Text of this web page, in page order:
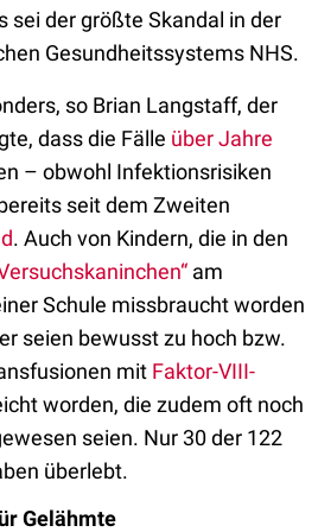
sei der größte Skandal in der
Gesundheitssystems NHS.
so Brian Langstaff, der
dass die Fälle über Jahre
– obwohl Infektionsrisiken
seit dem Zweiten
. Auch von Kindern, die in den
am
Schule missbraucht worden
seien bewusst zu hoch bzw.
mit Faktor-VIII-
worden, die zudem oft noch
seien. Nur 30 der 122
überlebt.
Gelähmte